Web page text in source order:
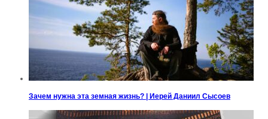
Зачем нужна эта земная жизнь? | Иерей Даниил Сысоев